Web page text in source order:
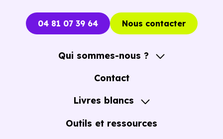
04 81 07 39 64 Nous contacter
Qui sommes-nous ?
A propos
Contact
Livres blancs
Guide de l'Achat immobilier neuf en VEFA
Outils et ressources